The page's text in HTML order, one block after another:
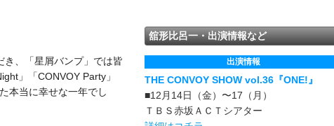
、「星屑バンプ」では皆
」「CONVOY Party」
本当に幸せな一年でし
舘形比呂一・出演情報など
出演情報
THE CONVOY SHOW vol.36『ONE!』
■12月14日（金）〜17（月）
ＴＢＳ赤坂ＡＣＴシアター